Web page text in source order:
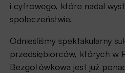
i cyfrowego, które nadal
społeczeństwie.
Odnieśliśmy spektakularny
przedsiębiorców, których w
Bezgotówkowa jest już